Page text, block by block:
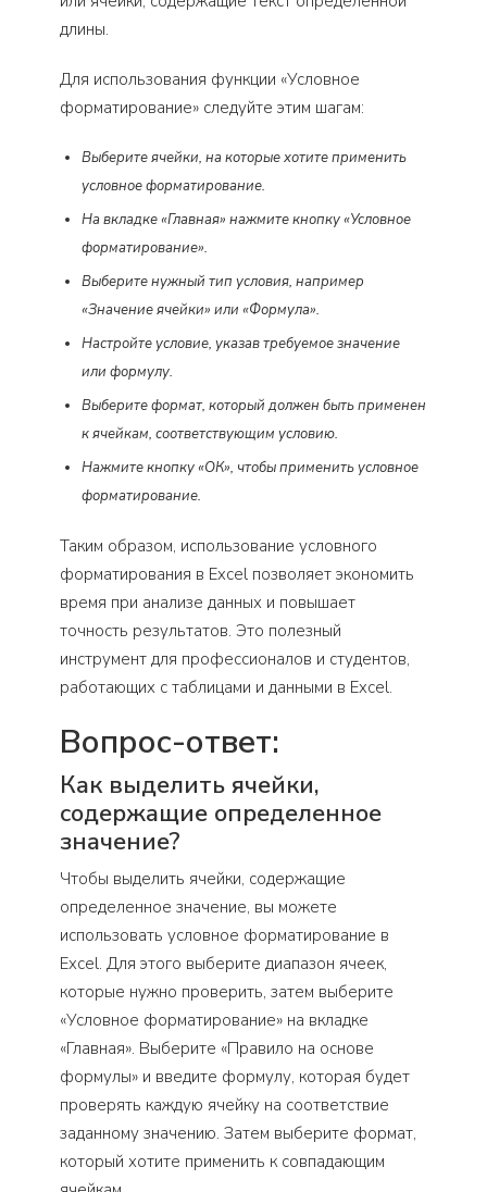
длины.
Для использования функции «Условное
форматирование» следуйте этим шагам:
Выберите ячейки, на которые хотите применить
условное форматирование.
На вкладке «Главная» нажмите кнопку «Условное
форматирование».
Выберите нужный тип условия, например
«Значение ячейки» или «Формула».
Настройте условие, указав требуемое значение
или формулу.
Выберите формат, который должен быть применен
к ячейкам, соответствующим условию.
Нажмите кнопку «ОК», чтобы применить условное
форматирование.
Таким образом, использование условного
форматирования в Excel позволяет экономить
время при анализе данных и повышает
точность результатов. Это полезный
инструмент для профессионалов и студентов,
работающих с таблицами и данными в Excel.
Вопрос-ответ:
Как выделить ячейки,
содержащие определенное
значение?
Чтобы выделить ячейки, содержащие
определенное значение, вы можете
использовать условное форматирование в
Excel. Для этого выберите диапазон ячеек,
которые нужно проверить, затем выберите
«Условное форматирование» на вкладке
«Главная». Выберите «Правило на основе
формулы» и введите формулу, которая будет
проверять каждую ячейку на соответствие
заданному значению. Затем выберите формат,
который хотите применить к совпадающим